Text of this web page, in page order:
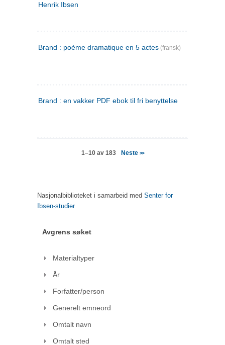
Henrik Ibsen
Brand : poème dramatique en 5 actes (fransk)
Brand : en vakker PDF ebok til fri benyttelse
1–10 av 183 Neste >>
Nasjonalbiblioteket i samarbeid med Senter for
Ibsen-studier
Avgrens søket
Materialtyper
År
Forfatter/person
Generelt emneord
Omtalt navn
Omtalt sted